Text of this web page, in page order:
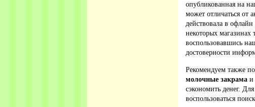
опубликованная на
может отличаться от
действовала в
некоторых магазинах
воспользовавшись
достоверности
Рекомендуем также
молочные закрама и
сэкономить денег.
воспользоваться